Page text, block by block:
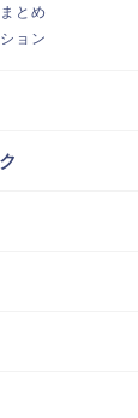
とめ
ョン